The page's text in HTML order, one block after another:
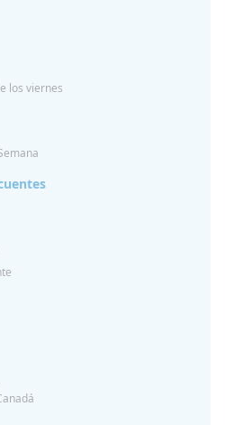
los viernes